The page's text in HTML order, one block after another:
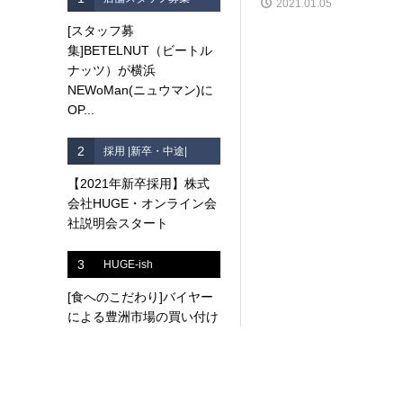
2021.01.05
[スタッフ募
集]BETELNUT（ビートル
ナッツ）が横浜
NEWoMan(ニュウマン)に
OP...
2 採用 |新卒・中途|
【2021年新卒採用】株式
会社HUGE・オンライン会
社説明会スタート
3 HUGE-ish
[食へのこだわり]バイヤー
による豊洲市場の買い付け